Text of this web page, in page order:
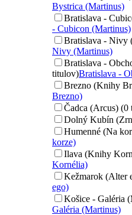
Bystrica (Martinus)
Bratislava -
- Cubicon (Martinus)
Bratislava - Nivy
Nivy (Martinus)
Bratislava -
titulov)Bratislava -
Brezno (Knihy
Brezno)
Čadca (Arcus) (0
Dolný Kubín
Humenné (Na
korze)
Ilava (Knihy
Kornélia)
Kežmarok (Alter
ego)
Košice - Galéria
Galéria (Martinus)